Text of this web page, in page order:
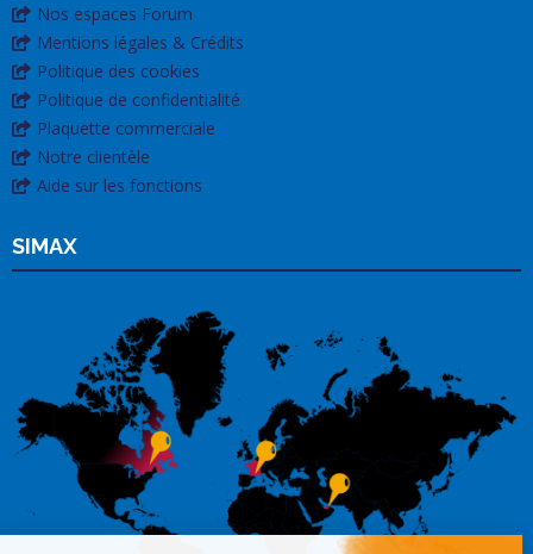
Nos espaces Forum
Mentions légales & Crédits
Politique des cookies
Politique de confidentialité
Plaquette commerciale
Notre clientèle
Aide sur les fonctions
SIMAX